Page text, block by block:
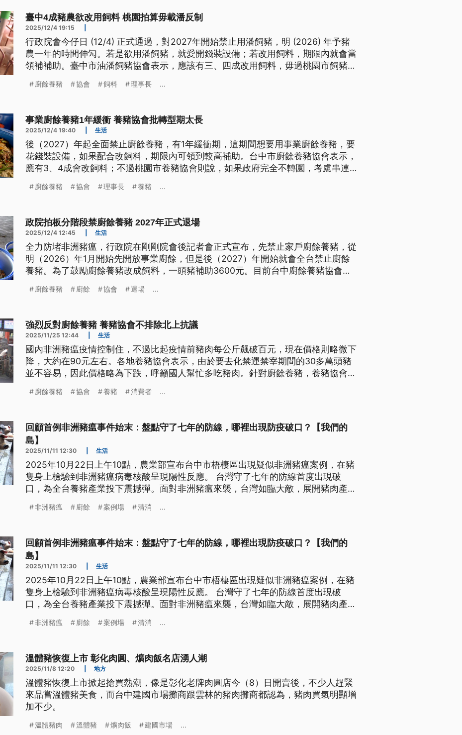
臺中4成豬農欲改用飼料 桃園拍算毋載潘反制
2025/12/4 19:15
行政院會今仔日 (12/4) 正式通過，對2027年開始禁止用潘飼豬，明 (2026) 年予豬
農一年的時間伸勼。若是欲用潘飼豬，就愛開錢裝設備；若改用飼料，期限內就會當
領補補助。臺中市油潘飼豬協會表示，應該有三、四成改用飼料，毋過桃園市飼豬協
為主的中華民國飼豬協會也批評，一年轉型期傷過長。（新聞標題、導言為台語文）
廚餘養豬 協會 飼料 理事長 ...
事業廚餘養豬1年緩衝 養豬協會批轉型期太長
2025/12/4 19:40 生活
後（2027）年起全面禁止廚餘養豬，有1年緩衝期，這期間想要用事業廚餘養豬，要
花錢裝設備，如果配合改飼料，期限內可領到較高補助。台中市廚餘養豬協會表示，
應有3、4成會改飼料；不過桃園市養豬協會則說，如果政府完全不轉圜，考慮串連
直批錯誤。
廚餘養豬 協會 理事長 養豬 ...
政院拍板分階段禁廚餘養豬 2027年正式退場
2025/12/4 12:45 生活
全力防堵非洲豬瘟，行政院在剛剛院會後記者會正式宣布，先禁止家戶廚餘養豬，從
明（2026）年1月開始先開放事業廚餘，但是後（2027）年開始就會全台禁止廚餘
養豬。為了鼓勵廚餘養豬改成飼料，一頭豬補助3600元。目前台中廚餘養豬協會大
改，將號召全台廚餘養豬戶拒載廚餘。
廚餘養豬 廚餘 協會 退場 ...
強烈反對廚餘養豬 養豬協會不排除北上抗議
2025/11/25 12:44 生活
國內非洲豬瘟疫情控制住，不過比起疫情前豬肉每公斤飆破百元，現在價格則略微下
降，大約在90元左右。各地養豬協會表示，由於要去化禁運禁宰期間的30多萬頭豬
並不容易，因此價格略為下跌，呼籲國人幫忙多吃豬肉。針對廚餘養豬，養豬協會仍
廚餘養豬 協會 養豬 消費者 ...
回顧首例非洲豬瘟事件始末：盤點守了七年的防線，哪裡出現防疫破口？【我們的
島】
2025/11/11 12:30 生活
2025年10月22日上午10點，農業部宣布台中市梧棲區出現疑似非洲豬瘟案例，在豬
隻身上檢驗到非洲豬瘟病毒核酸呈現陽性反應。 台灣守了七年的防線首度出現破
口，為全台養豬產業投下震撼彈。面對非洲豬瘟來襲，台灣如臨大敵，展開豬肉產業
非洲豬瘟 廚餘 案例場 清消 ...
回顧首例非洲豬瘟事件始末：盤點守了七年的防線，哪裡出現防疫破口？【我們的
島】
2025/11/11 12:30 生活
2025年10月22日上午10點，農業部宣布台中市梧棲區出現疑似非洲豬瘟案例，在豬
隻身上檢驗到非洲豬瘟病毒核酸呈現陽性反應。 台灣守了七年的防線首度出現破
口，為全台養豬產業投下震撼彈。面對非洲豬瘟來襲，台灣如臨大敵，展開豬肉產業
非洲豬瘟 廚餘 案例場 清消 ...
溫體豬恢復上市 彰化肉圓、爌肉飯名店湧人潮
2025/11/8 12:20 地方
溫體豬恢復上市掀起搶買熱潮，像是彰化老牌肉圓店今（8）日開賣後，不少人趕緊
來品嘗溫體豬美食，而台中建國市場攤商跟雲林的豬肉攤商都認為，豬肉買氣明顯增
加不少。
溫體豬肉 溫體豬 爌肉飯 建國市場 ...